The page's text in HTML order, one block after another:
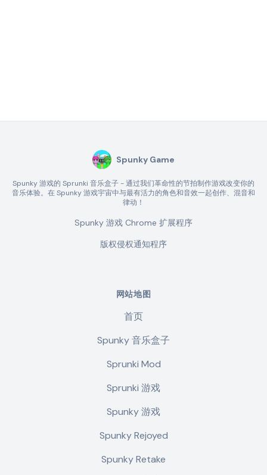
Spunky Game
Spunky 游戏的 Sprunki 音乐盒子 - 通过我们革命性的节拍制作游戏改变你的
音乐体验。在 Spunky 游戏宇宙中与最有活力的角色和音效一起创作、混音和
律动！
Spunky 游戏 Chrome 扩展程序
版权侵权通知程序
网站地图
首页
Spunky 音乐盒子
Sprunki Mod
Sprunki 游戏
Spunky 游戏
Spunky Rejoyed
Spunky Retake